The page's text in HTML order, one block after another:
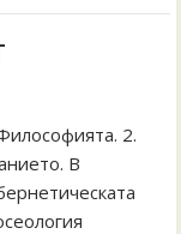
2.
В